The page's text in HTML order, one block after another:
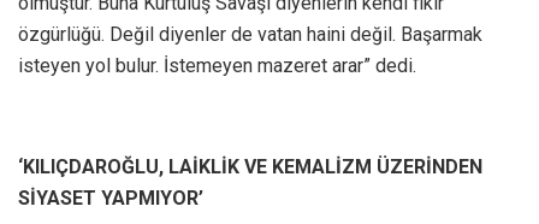
özgürlüğü. Değil diyenler de vatan haini değil. Başarmak
isteyen yol bulur. İstemeyen mazeret arar” dedi.
‘KILIÇDAROĞLU, LAİKLİK VE KEMALİZM ÜZERİNDEN
SİYASET YAPMIYOR’